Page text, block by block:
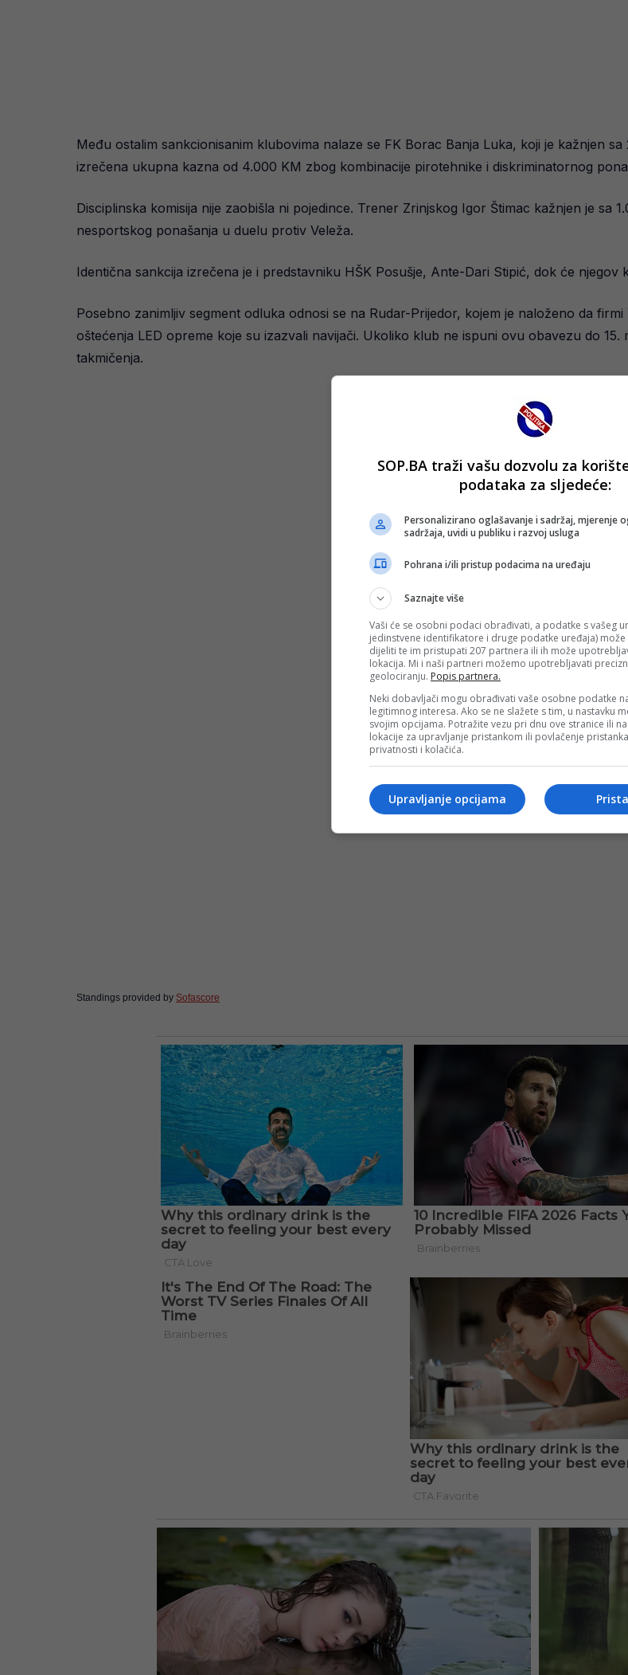
Među ostalim sankcionisanim klubovima nalaze se FK Borac Banja Luka, koji je kažnjen
izrečena ukupna kazna od 4.000 KM zbog kombinacije pirotehnike i diskriminatornog
Disciplinska komisija nije zaobišla ni pojedince. Trener Zrinjskog Igor Štimac kažnjen je sa
nesportskog ponašanja u duelu protiv Veleža.
Identična sankcija izrečena je i predstavniku HŠK Posušje, Ante-Dari Stipić, dok će njegov
Posebno zanimljiv segment odluka odnosi se na Rudar-Prijedor, kojem je naloženo da
oštećenja LED opreme koje su izazvali navijači. Ukoliko klub ne ispuni ovu obavezu do
takmičenja.
Standings provided by Sofascore
SOP.BA traži vašu dozvolu za
podataka za sljedeće:
Personalizirano oglašavanje i sadržaj, mjerenje
sadržaja, uvidi u publiku i razvoj usluga
Pohrana i/ili pristup podacima na uređaju
Saznajte više
Vaši će se osobni podaci obrađivati, a podatke s vašeg
jedinstvene identifikatore i druge podatke uređaja)
dijeliti te im pristupati 207 partnera ili ih može
lokacija. Mi i naši partneri možemo upotrebljavati
geolociranju. Popis partnera.
Neki dobavljači mogu obrađivati vaše osobne podatke
legitimnog interesa. Ako se ne slažete s tim, u nastavku
svojim opcijama. Potražite vezu pri dnu ove stranice ili
lokacije za upravljanje pristankom ili povlačenje
privatnosti i kolačića.
Upravljanje opcijama